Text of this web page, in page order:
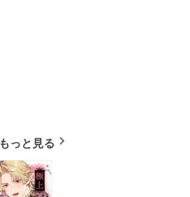
もっと見る